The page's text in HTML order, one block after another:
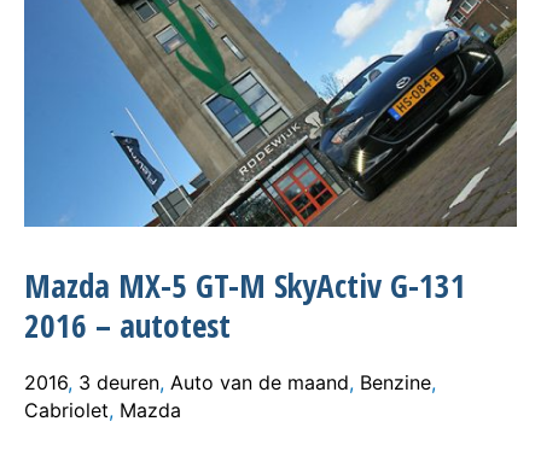
Mazda MX-5 GT-M SkyActiv G-131
2016 – autotest
2016, 3 deuren, Auto van de maand, Benzine,
Cabriolet, Mazda